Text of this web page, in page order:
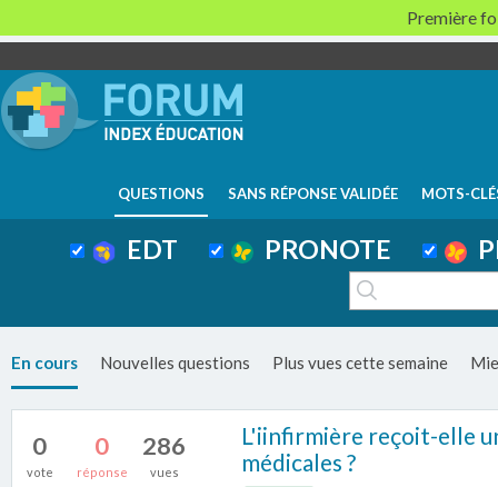
QUESTIONS SANS RÉPONSE VALIDÉE MOTS-
EDT PRONOTE
En cours Nouvelles questions Plus vues cette semaine
0
vote
0
réponse
286
vues
L'iinfirmière reçoit-elle
médicales ?
Première